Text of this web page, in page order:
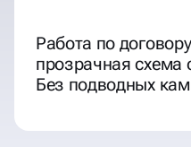
Работа по
прозрачная схема
Без подводных